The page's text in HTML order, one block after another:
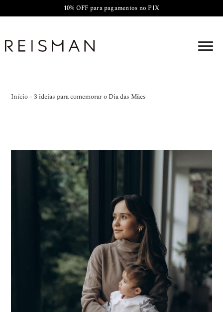
10% OFF para pagamentos no PIX
Início »3 ideias para comemorar o Dia das Mães